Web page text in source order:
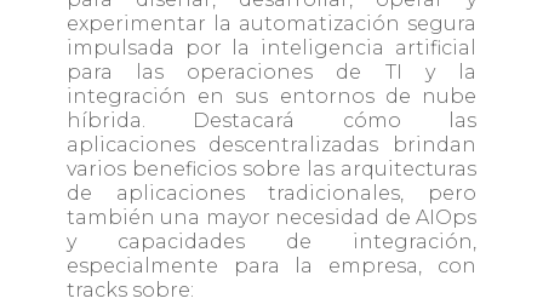
experimentar la automatización segura
impulsada por la inteligencia artificial
para las operaciones de TI y la
integración en sus entornos de nube
híbrida. Destacará cómo las
aplicaciones descentralizadas brindan
varios beneficios sobre las arquitecturas
de aplicaciones tradicionales, pero
también una mayor necesidad de AIOps
y capacidades de integración,
especialmente para la empresa, con
tracks sobre: